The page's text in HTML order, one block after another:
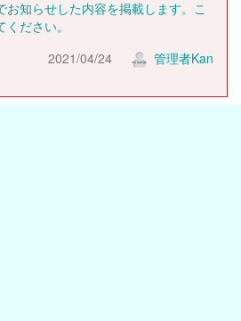
知らせした内容を掲載します。こ
ださい。
2021/04/24
管理者Kan